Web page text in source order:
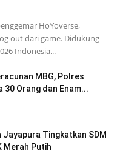
HoYoverse,
out dari game. Didukung
Indonesia...
MBG, Polres
30 Orang dan Enam...
Tingkatkan SDM
Merah Putih